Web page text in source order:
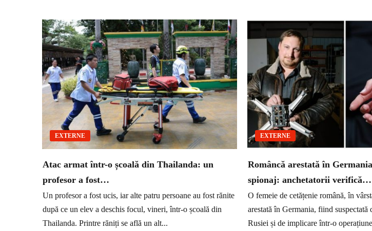
EXTERNE
Atac armat într-o școală din Thailanda: un
profesor a fost…
Un profesor a fost ucis, iar alte patru persoane au fost rănite
după ce un elev a deschis focul, vineri, într-o școală din
Thailanda. Printre răniți se află un alt...
EXTERNE
Româncă arestată în
spionaj: anchetatorii verifică…
O femeie de cetățenie română, în
arestată în Germania, fiind suspectată
Rusiei și de implicare într-o